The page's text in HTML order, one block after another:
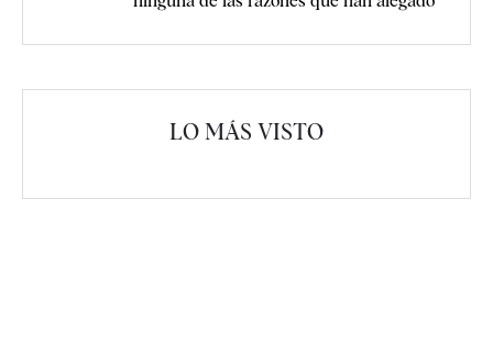
LO MÁS VISTO